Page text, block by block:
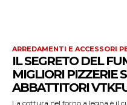
ARREDAMENTI E ACCESSORI
IL SEGRETO DEL
MIGLIORI PIZZERIE
ABBATTITORI
La cottura nel forno a legna è il